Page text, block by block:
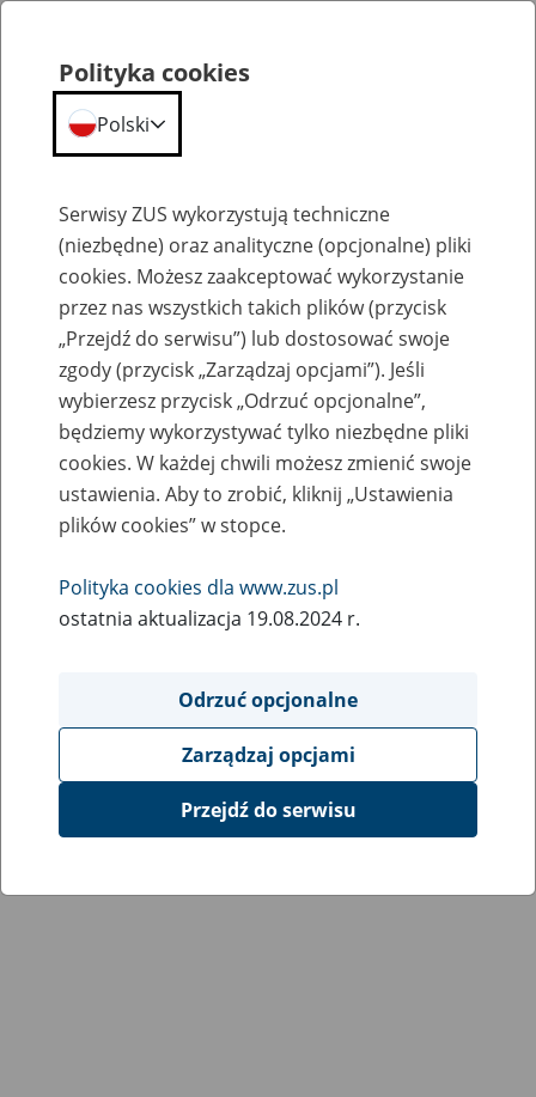
Przepraszamy,
podana strona nie została znaleziona.
Błąd 404
Przejdź do strony głównej
Polityka cookies
Polski
Serwisy ZUS wykorzystują techniczne
(niezbędne) oraz analityczne (opcjonalne) pliki
cookies. Możesz zaakceptować wykorzystanie
przez nas wszystkich takich plików (przycisk
„Przejdź do serwisu”) lub dostosować swoje
zgody (przycisk „Zarządzaj opcjami”). Jeśli
wybierzesz przycisk „Odrzuć opcjonalne”,
będziemy wykorzystywać tylko niezbędne pliki
cookies. W każdej chwili możesz zmienić swoje
ustawienia. Aby to zrobić, kliknij „Ustawienia
plików cookies” w stopce.
Polityka cookies dla www.zus.pl
ostatnia aktualizacja 19.08.2024 r.
Odrzuć opcjonalne
Zarządzaj opcjami
Przejdź do serwisu